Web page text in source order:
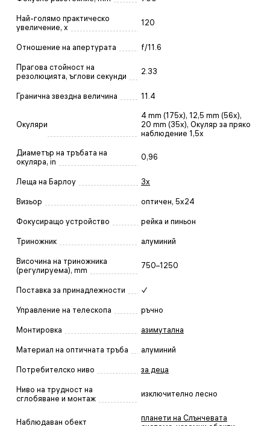
Най-голямо практическо
увеличение, x
120
Отношение на апертурата f/11.6
Прагова стойност на
резолюцията, ъглови секунди
2.33
Гранична звездна величина 11.4
Окуляри
4 mm (175x), 12,5 mm (56x),
20 mm (35x), Окуляр за пряко
наблюдение 1,5x
Диаметър на тръбата на
окуляра, in
0,96
Леща на Барлоу 3x
Визьор оптичен, 5x24
Фокусиращо устройство рейка и пиньон
Триножник алуминий
Височина на триножника
(регулируема), mm
750–1250
Поставка за принадлежности ✓
Управление на телескопа ръчно
Монтировка азимутална
Материал на оптичната тръба алуминий
Потребителско ниво за деца
Ниво на трудност на
сглобяване и монтаж
изключително лесно
Наблюдаван обект
планети на Слънчевата